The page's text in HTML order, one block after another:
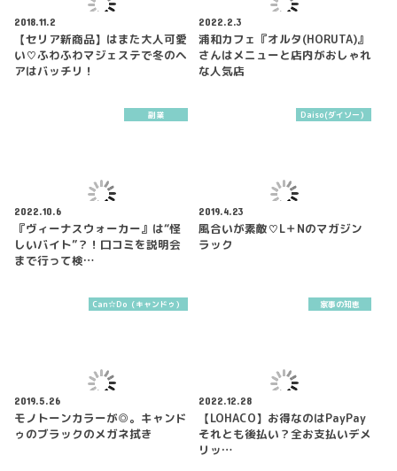
2018.11.2
【セリア新商品】はまた大人可愛
い♡ふわふわマジェステで冬のヘ
アはバッチリ！
2022.2.3
浦和カフェ『オルタ(HORUTA)』
さんはメニューと店内がおしゃれ
な人気店
副業
2022.10.6
『ヴィーナスウォーカー』は“怪
しいバイト”？！口コミを説明会
まで行って検…
Daiso(ダイソー）
2019.4.23
風合いが素敵♡L＋Nのマガジン
ラック
Can☆Do（キャンドゥ）
2019.5.26
モノトーンカラーが◎。キャンド
ゥのブラックのメガネ拭き
家事の知恵
2022.12.28
【LOHACO】お得なのはPayPay
それとも後払い？全お支払いデメ
リッ…